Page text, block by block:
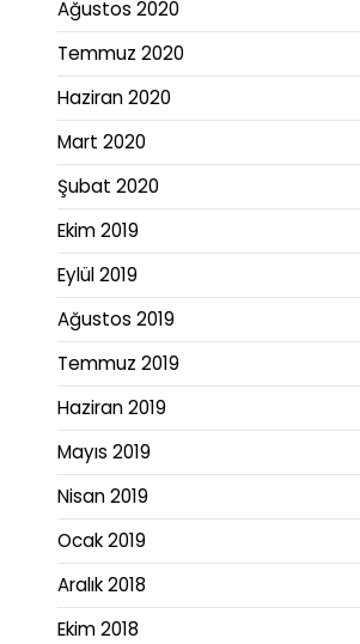
Ağustos 2020
Temmuz 2020
Haziran 2020
Mart 2020
Şubat 2020
Ekim 2019
Eylül 2019
Ağustos 2019
Temmuz 2019
Haziran 2019
Mayıs 2019
Nisan 2019
Ocak 2019
Aralık 2018
Ekim 2018